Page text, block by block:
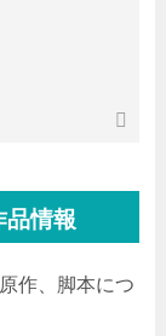
品情報
作、脚本につ